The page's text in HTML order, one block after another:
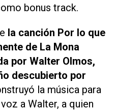
bonus track.
la canción Por lo que
de La Mona
por Walter Olmos,
descubierto por
la música para
a Walter, a quien